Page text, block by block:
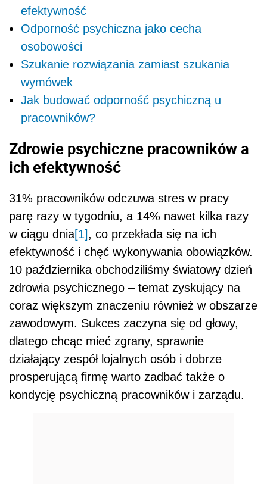
efektywność
Odporność psychiczna jako cecha
osobowości
Szukanie rozwiązania zamiast szukania
wymówek
Jak budować odporność psychiczną u
pracowników?
Zdrowie psychiczne pracowników a
ich efektywność
31% pracowników odczuwa stres w pracy
parę razy w tygodniu, a 14% nawet kilka razy
w ciągu dnia[1], co przekłada się na ich
efektywność i chęć wykonywania obowiązków.
10 października obchodziliśmy światowy dzień
zdrowia psychicznego – temat zyskujący na
coraz większym znaczeniu również w obszarze
zawodowym. Sukces zaczyna się od głowy,
dlatego chcąc mieć zgrany, sprawnie
działający zespół lojalnych osób i dobrze
prosperującą firmę warto zadbać także o
kondycję psychiczną pracowników i zarządu.